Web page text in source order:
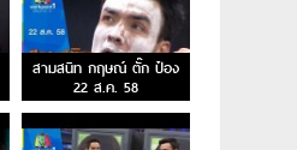
สามสนิท กฤษณ์ ตั๊ก ป๋อง
22 ส.ค. 58